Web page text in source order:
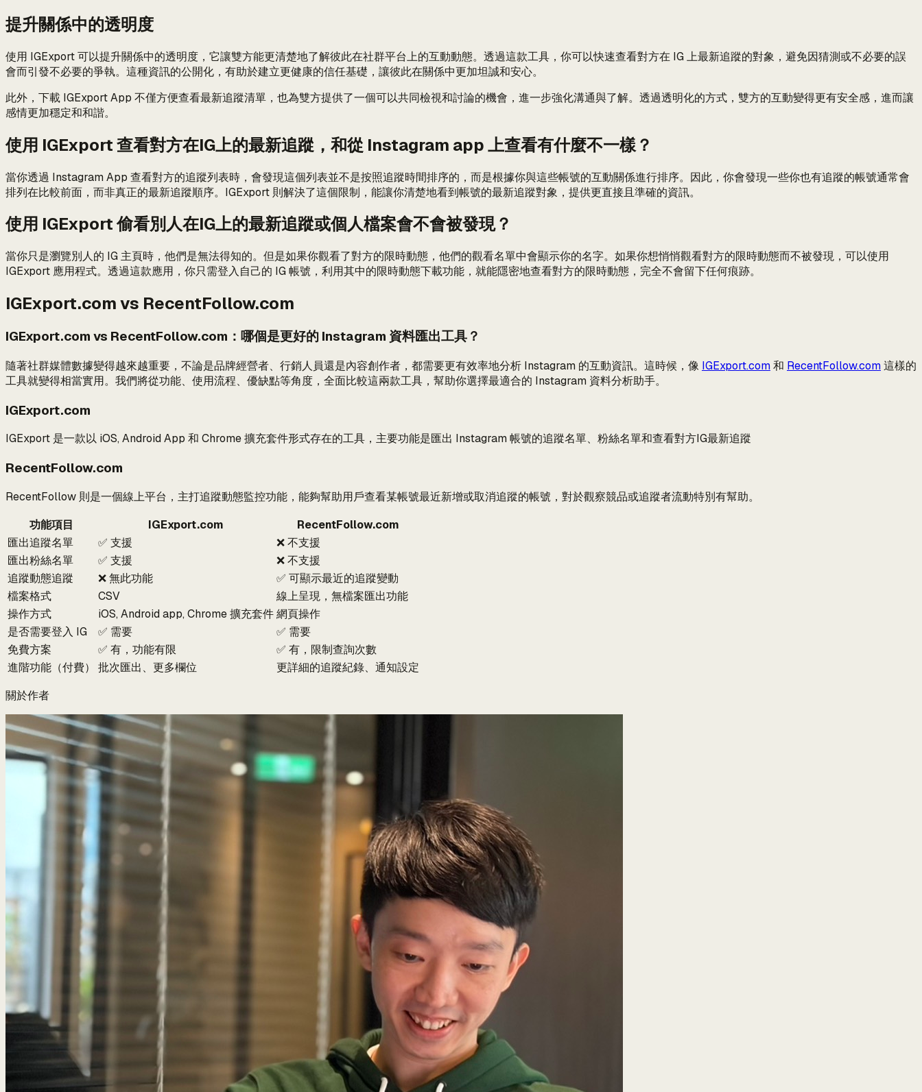
提升關係中的透明度
使用 IGExport 可以提升關係中的透明度，它讓雙方能更清楚地了解彼此在社群平台上的互動動態。透過這款工具，你可以快速查看對方在 IG 上最新追蹤的對象，避免因猜測或不必要的誤
會而引發不必要的爭執。這種資訊的公開化，有助於建立更健康的信任基礎，讓彼此在關係中更加坦誠和安心。
此外，下載 IGExport App 不僅方便查看最新追蹤清單，也為雙方提供了一個可以共同檢視和討論的機會，進一步強化溝通與了解。透過透明化的方式，雙方的互動變得更有安全感，進而讓
感情更加穩定和和諧。
使用 IGExport 查看對方在IG上的最新追蹤，和從 Instagram app 上查看有什麼不一樣？
當你透過 Instagram App 查看對方的追蹤列表時，會發現這個列表並不是按照追蹤時間排序的，而是根據你與這些帳號的互動關係進行排序。因此，你會發現一些你也有追蹤的帳號通常會
排列在比較前面，而非真正的最新追蹤順序。IGExport 則解決了這個限制，能讓你清楚地看到帳號的最新追蹤對象，提供更直接且準確的資訊。
使用 IGExport 偷看別人在IG上的最新追蹤或個人檔案會不會被發現？
當你只是瀏覽別人的 IG 主頁時，他們是無法得知的。但是如果你觀看了對方的限時動態，他們的觀看名單中會顯示你的名字。如果你想悄悄觀看對方的限時動態而不被發現，可以使用
IGExport 應用程式。透過這款應用，你只需登入自己的 IG 帳號，利用其中的限時動態下載功能，就能隱密地查看對方的限時動態，完全不會留下任何痕跡。
IGExport.com vs RecentFollow.com
IGExport.com vs RecentFollow.com：哪個是更好的 Instagram 資料匯出工具？
隨著社群媒體數據變得越來越重要，不論是品牌經營者、行銷人員還是內容創作者，都需要更有效率地分析 Instagram 的互動資訊。這時候，像 IGExport.com和 RecentFollow.com這樣的
工具就變得相當實用。我們將從功能、使用流程、優缺點等角度，全面比較這兩款工具，幫助你選擇最適合的 Instagram 資料分析助手。
IGExport.com
IGExport 是一款以 iOS, Android App 和 Chrome 擴充套件形式存在的工具，主要功能是匯出 Instagram 帳號的追蹤名單、粉絲名單和查看對方IG最新追蹤
RecentFollow.com
RecentFollow 則是一個線上平台，主打追蹤動態監控功能，能夠幫助用戶查看某帳號最近新增或取消追蹤的帳號，對於觀察競品或追蹤者流動特別有幫助。
功能項目
IGExport.com
RecentFollow.com
匯出追蹤名單
✅ 支援
❌ 不支援
匯出粉絲名單
✅ 支援
❌ 不支援
追蹤動態追蹤
❌ 無此功能
✅ 可顯示最近的追蹤變動
檔案格式
CSV
線上呈現，無檔案匯出功能
操作方式
iOS, Android app, Chrome 擴充套件網頁操作
是否需要登入 IG
✅ 需要
✅ 需要
免費方案
✅ 有，功能有限
✅ 有，限制查詢次數
進階功能（付費）
批次匯出、更多欄位
更詳細的追蹤紀錄、通知設定
關於作者